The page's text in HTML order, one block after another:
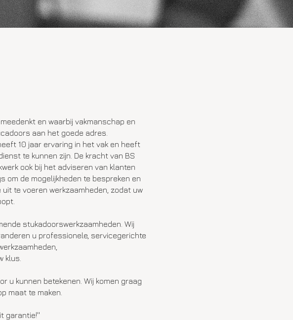
en waarbij vakmanschap en
aan het goede adres.
10 jaar ervaring in het vak en heeft
te kunnen zijn. De kracht van BS
ook bij het adviseren van klanten
om de mogelijkheden te bespreken en
te voeren werkzaamheden, zodat uw
stukadoorswerkzaamheden. Wij
u professionele, servicegerichte
klus.
u kunnen betekenen. Wij komen graag
maat te maken.
garantie!''